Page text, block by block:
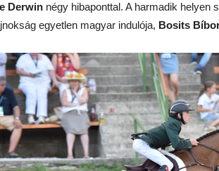
Derwin négy hibaponttal. A harmadik helyen
egyetlen magyar indulója, Bosits